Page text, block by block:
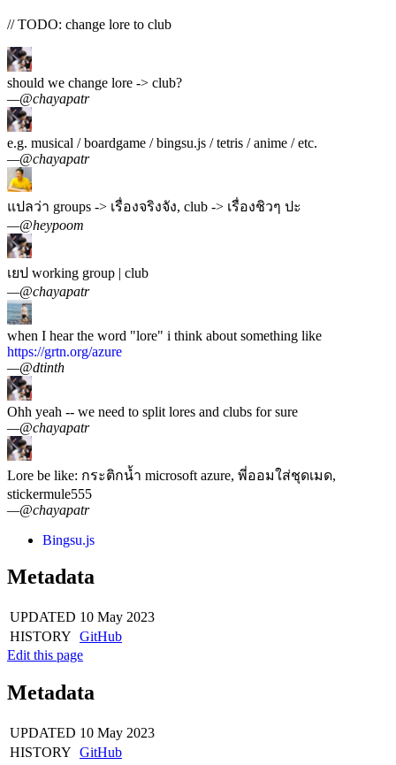
// TODO: change lore to club
should we change lore -> club?
—@chayapatr
e.g. musical / boardgame / bingsu.js / tetris / anime / etc.
—@chayapatr
แปลว่า groups -> เรื่องจริงจัง, club -> เรื่องชิวๆ ปะ
—@heypoom
เยป working group | club
—@chayapatr
when I hear the word "lore" i think about something like
https://grtn.org/azure
—@dtinth
Ohh yeah -- we need to split lores and clubs for sure
—@chayapatr
Lore be like: กระติกน้ำ microsoft azure, พี่ออมใส่ชุดเมด,
stickermule555
—@chayapatr
Bingsu.js
Metadata
UPDATED 10 May 2023
HISTORY GitHub
Edit this page
Metadata
UPDATED 10 May 2023
HISTORY GitHub